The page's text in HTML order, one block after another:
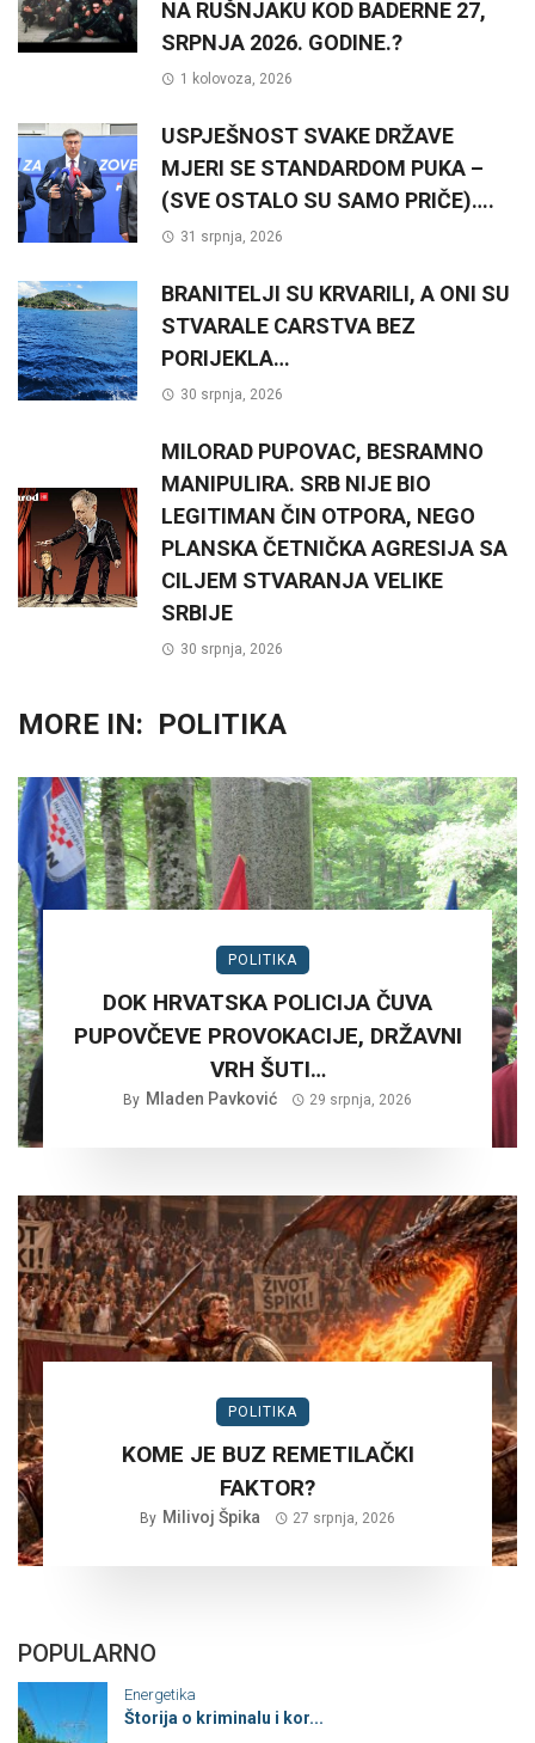
NA RUŠNJAKU KOD BADERNE 27,
SRPNJA 2026. GODINE.?
1 kolovoza, 2026
USPJEŠNOST SVAKE DRŽAVE
MJERI SE STANDARDOM PUKA –
(SVE OSTALO SU SAMO PRIČE)….
31 srpnja, 2026
BRANITELJI SU KRVARILI, A ONI SU
STVARALE CARSTVA BEZ
PORIJEKLA…
30 srpnja, 2026
MILORAD PUPOVAC, BESRAMNO
MANIPULIRA. SRB NIJE BIO
LEGITIMAN ČIN OTPORA, NEGO
PLANSKA ČETNIČKA AGRESIJA SA
CILJEM STVARANJA VELIKE
SRBIJE
30 srpnja, 2026
MORE IN: POLITIKA
POLITIKA
DOK HRVATSKA POLICIJA ČUVA
PUPOVČEVE PROVOKACIJE, DRŽAVNI
VRH ŠUTI…
By Mladen Pavković 29 srpnja, 2026
POLITIKA
KOME JE BUZ REMETILAČKI
FAKTOR?
By Milivoj Špika 27 srpnja, 2026
POPULARNO
Energetika
Štorija o kriminalu i kor...